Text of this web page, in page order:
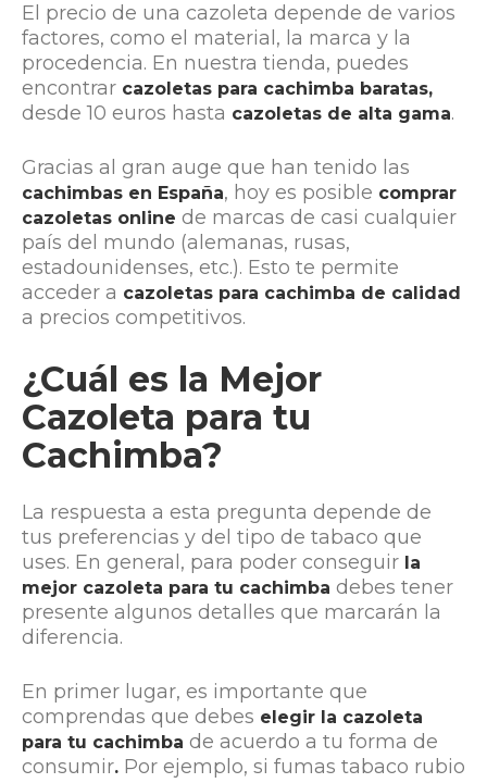
El precio de una cazoleta depende de varios
factores, como el material, la marca y la
procedencia. En nuestra tienda, puedes
encontrar cazoletas para cachimba baratas,
desde 10 euros hasta cazoletas de alta gama.
Gracias al gran auge que han tenido las
cachimbas en España, hoy es posible comprar
cazoletas online de marcas de casi cualquier
país del mundo (alemanas, rusas,
estadounidenses, etc.). Esto te permite
acceder a cazoletas para cachimba de calidad
a precios competitivos.
¿Cuál es la Mejor
Cazoleta para tu
Cachimba?
La respuesta a esta pregunta depende de
tus preferencias y del tipo de tabaco que
uses. En general, para poder conseguir la
mejor cazoleta para tu cachimba debes tener
presente algunos detalles que marcarán la
diferencia.
En primer lugar, es importante que
comprendas que debes elegir la cazoleta
para tu cachimba de acuerdo a tu forma de
consumir. Por ejemplo, si fumas tabaco rubio